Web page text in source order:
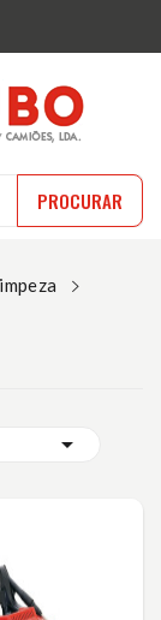
PROCURAR
